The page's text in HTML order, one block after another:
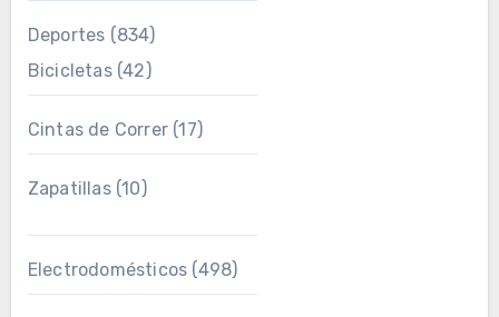
Deportes (834)
Bicicletas(42)
Cintas de Correr(17)
Zapatillas(10)
Electrodomésticos (498)